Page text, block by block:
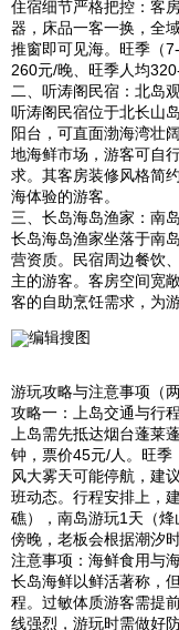
住宿细节严格把控：客
器，床品一客一换，全
推窗即可见海。旺季（
260元/晚、旺季人均
二、听涛阁民宿：北岛
听涛阁民宿位于北长山
阳台，可直面渤海湾壮
地海鲜市场，游客可自
求。其客房装修风格简
海体验的游客。
三、长岛海岛渔家：南
长岛海岛渔家坐落于南
营资质。民宿周边餐饮
主的游客。客房空间宽
客的自助烹饪需求，为
编辑搜图
游玩攻略与注意事项（两
攻略一：上岛交通与行
上岛需先抵达烟台蓬莱
钟，票价45元/人。旺季
风大雾天可能停航，建
班动态。行程安排上，
礁），南岛游玩1天（
傍晚，老板会根据潮汐
注意事项：海鲜食用与
长岛海鲜以鲜活著称，
程。过敏体质游客需提
线强烈，游玩时需做好